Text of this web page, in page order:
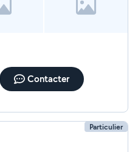
Contacter
Particulier